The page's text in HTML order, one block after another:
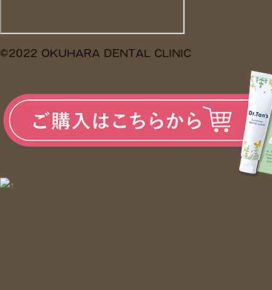
©2022 OKUHARA DENTAL CLINIC